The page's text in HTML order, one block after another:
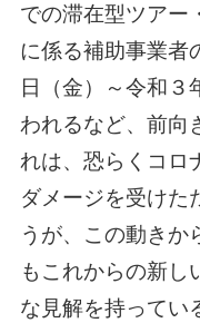
での滞在型ツアー
に係る補助事業者
日（金）～令和３
われるなど、前向
れは、恐らくコロ
ダメージを受けた
うが、この動きか
もこれからの新し
な見解を持ってい